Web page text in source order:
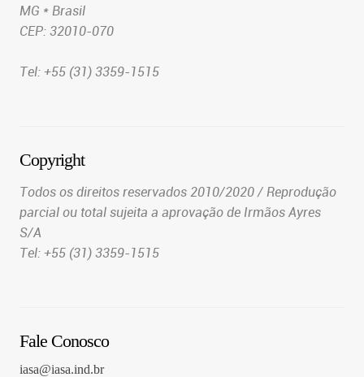
MG * Brasil
CEP: 32010-070
Tel: +55 (31) 3359-1515
Copyright
Todos os direitos reservados 2010/2020 / Reprodução
parcial ou total sujeita a aprovação de Irmãos Ayres
S/A
Tel: +55 (31) 3359-1515
Fale Conosco
iasa@iasa.ind.br